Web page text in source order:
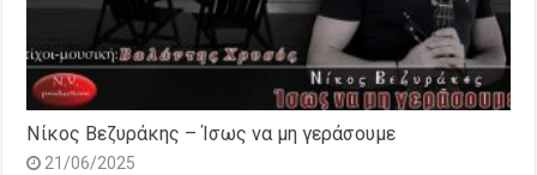
Νίκος Βεζυράκης – Ίσως να μη γεράσουμε
21/06/2025